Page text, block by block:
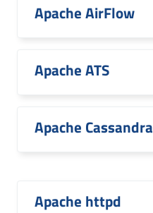
Apache AirFlow
Apache ATS
Apache Cassandra
Apache httpd